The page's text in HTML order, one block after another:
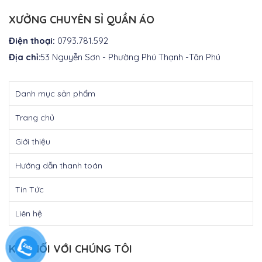
₫310.000.
XƯỞNG CHUYÊN SỈ QUẦN ÁO
Điện thoại: 0793.781.592
Địa chỉ:53 Nguyễn Sơn - Phường Phú Thạnh -Tân Phú
Danh mục sản phẩm
Trang chủ
Giới thiệu
Hướng dẫn thanh toán
Tin Tức
Liên hệ
KẾT NỐI VỚI CHÚNG TÔI